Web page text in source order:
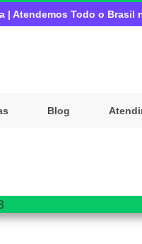
| Atendemos Todo o Brasil
Blog